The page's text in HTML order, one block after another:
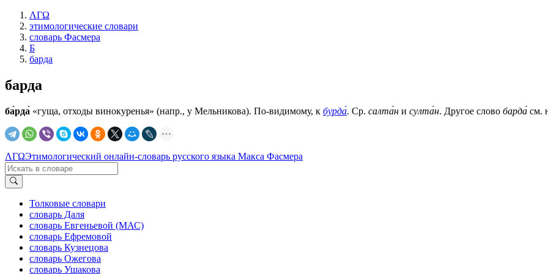
ΛΓΩ
этимологические словари
словарь Фасмера
Б
барда
барда
ба́рда́ «гуща, отходы винокуренья» (напр., у Мельникова). По-видимому, к бурда́. Ср. салта́н и султа́н. Другое слово барда́ см.
ΛΓΩЭтимологический онлайн-словарь русского языка Макса Фасмера
Толковые словари
словарь Даля
словарь Евгеньевой (МАС)
словарь Ефремовой
словарь Кузнецова
словарь Ожегова
словарь Ушакова